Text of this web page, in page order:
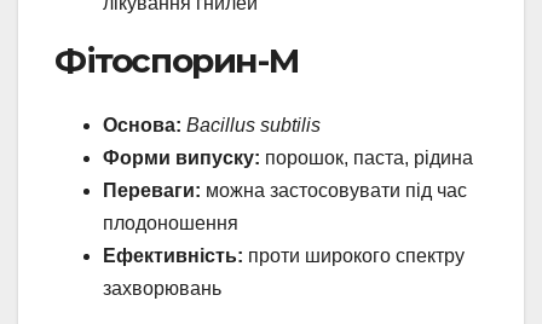
Фітоспорин-М
Основа: Bacillus subtilis
Форми випуску: порошок, паста, рідина
Переваги: можна застосовувати під час
плодоношення
Ефективність: проти широкого спектру
захворювань